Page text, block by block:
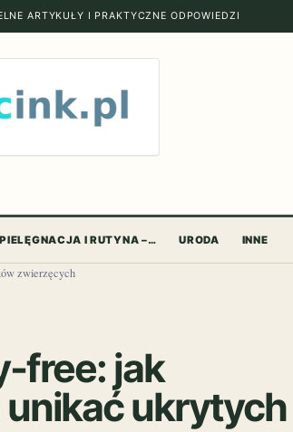
ARTYKUŁY I PRAKTYCZNE ODPOWIEDZI
I RUTYNA –… URODA INNE
zwierzęcych
free: jak
ukrytych